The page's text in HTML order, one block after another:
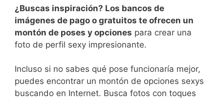
¿Buscas inspiración? Los bancos de
imágenes de pago o gratuitos te ofrecen un
montón de poses y opciones para crear una
foto de perfil sexy impresionante.
Incluso si no sabes qué pose funcionaría mejor,
puedes encontrar un montón de opciones sexys
buscando en Internet. Busca fotos con toques